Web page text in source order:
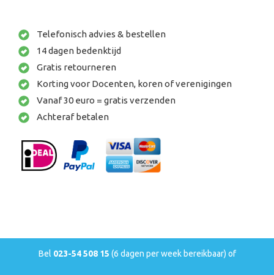
Telefonisch advies & bestellen
14 dagen bedenktijd
Gratis retourneren
Korting voor Docenten, koren of verenigingen
Vanaf 30 euro = gratis verzenden
Achteraf betalen
Bel 023-54 508 15 (6 dagen per week bereikbaar) of